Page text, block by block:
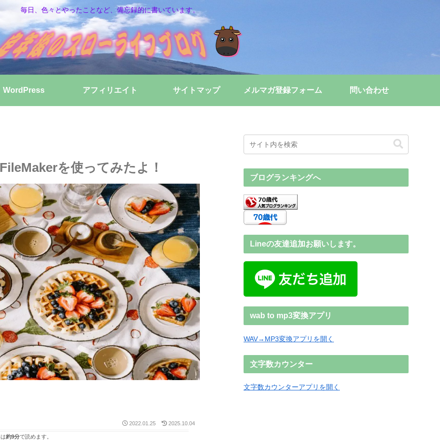
毎日、色々とやったことなど、備忘録的に書いています。
WordPress アフィリエイト サイトマップ メルマガ登録フォーム 問い合わせ
を使ってみたよ！
2022.01.25 2025.10.04
約9分で読めます。
ブログランキングへ
Lineの友達追加お願いします。
wab to mp3変換アプリ
WAV→MP3変換アプリを開く
文字数カウンター
文字数カウンターアプリを開く